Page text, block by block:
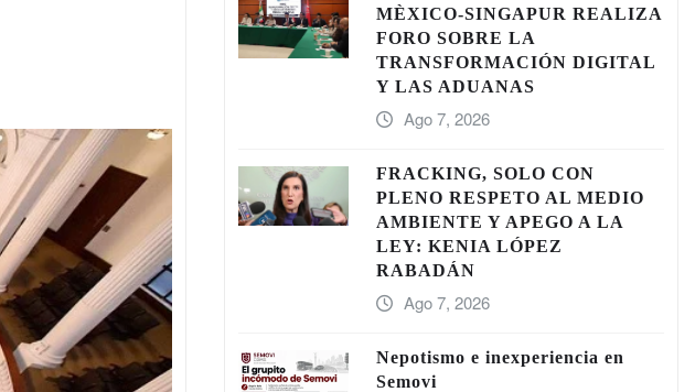
MÈXICO-SINGAPUR REALIZA
FORO SOBRE LA
TRANSFORMACIÓN DIGITAL
Y LAS ADUANAS
Ago 7, 2026
FRACKING, SOLO CON
PLENO RESPETO AL MEDIO
AMBIENTE Y APEGO A LA
LEY: KENIA LÓPEZ
RABADÁN
Ago 7, 2026
Nepotismo e inexperiencia en
Semovi